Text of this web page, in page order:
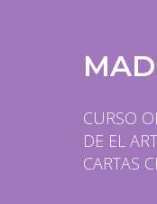
CURSO
DE EL
CARTAS